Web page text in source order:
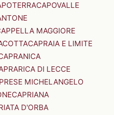
CAPOVALLE
MAGGIORE
CAPRAIA E LIMITE
DI LECCE
MICHELANGELO
CAPRIANA
D'ORBA